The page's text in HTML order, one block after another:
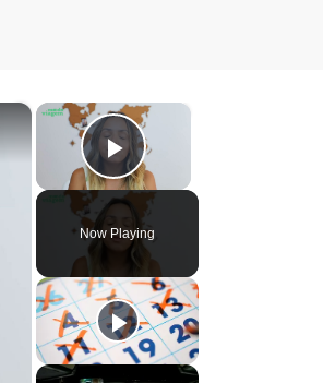
×
Play Video
Now Playing
×